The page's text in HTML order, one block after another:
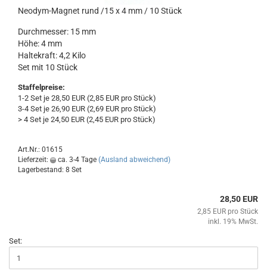
Neodym-Magnet rund /15 x 4 mm / 10 Stück
Durchmesser: 15 mm
Höhe: 4 mm
Haltekraft: 4,2 Kilo
Set mit 10 Stück
Staffelpreise:
1-2 Set je 28,50 EUR (2,85 EUR pro Stück)
3-4 Set je 26,90 EUR (2,69 EUR pro Stück)
> 4 Set je 24,50 EUR (2,45 EUR pro Stück)
Art.Nr.: 01615
Lieferzeit:
ca. 3-4 Tage (Ausland abweichend)
Lagerbestand: 8 Set
28,50 EUR
2,85 EUR pro Stück
inkl. 19% MwSt.
Set: